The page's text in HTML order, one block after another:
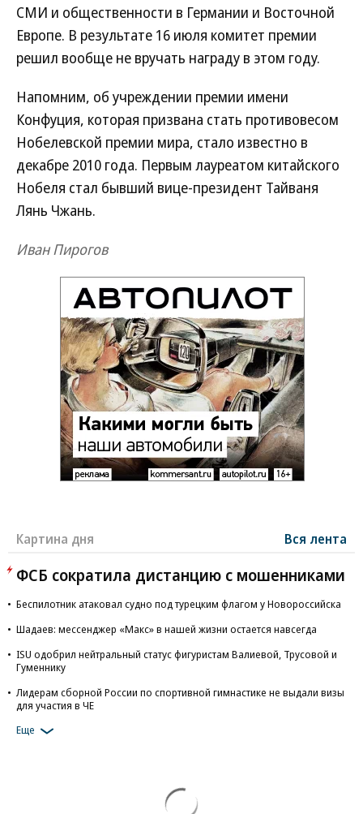
СМИ и общественности в Германии и Восточной
Европе. В результате 16 июля комитет премии
решил вообще не вручать награду в этом году.
Напомним, об учреждении премии имени
Конфуция, которая призвана стать противовесом
Нобелевской премии мира, стало известно в
декабре 2010 года. Первым лауреатом китайского
Нобеля стал бывший вице-президент Тайваня
Лянь Чжань.
Иван Пирогов
Картина дня Вся лента
ФСБ сократила дистанцию с мошенниками
Беспилотник атаковал судно под турецким флагом у Новороссийска
Шадаев: мессенджер «Макс» в нашей жизни остается навсегда
ISU одобрил нейтральный статус фигуристам Валиевой, Трусовой и
Гуменнику
Лидерам сборной России по спортивной гимнастике не выдали визы
для участия в ЧЕ
Еще